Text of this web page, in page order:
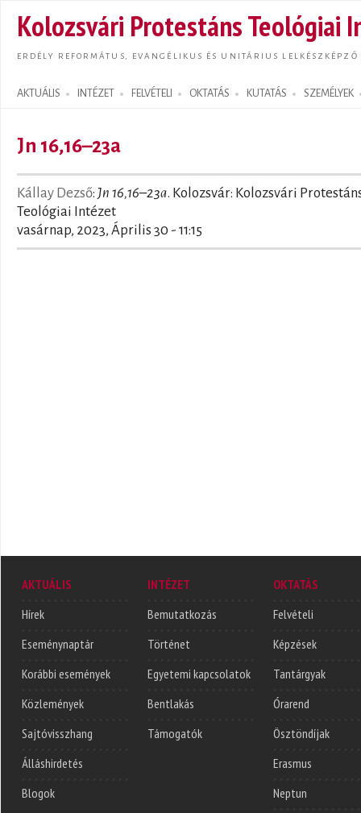
Kolozsvári Protestáns Teológiai
ERDÉLY REFORMÁTUS, EVANGÉLIKUS ÉS UNITÁRIUS LELKÉSZKÉPZŐ
AKTUÁLIS INTÉZET FELVÉTELI OKTATÁS KUTATÁS SZEMÉLYEK
Search form
Jn 16,16–23a
Kállay Dezső: Jn 16,16–23a. Kolozsvár: Kolozsvári
Teológiai Intézet
vasárnap, 2023, Április 30 - 11:15
AKTUÁLIS
Hírek
Eseménynaptár
Korábbi események
Közlemények
Sajtóvisszhang
Álláshirdetés
Blogok
INTÉZET
Bemutatkozás
Történet
Egyetemi kapcsolatok
Bentlakás
Támogatók
OKTATÁS
Felvételi
Képzések
Tantárgyak
Órarend
Ösztöndíjak
Erasmus
Neptun